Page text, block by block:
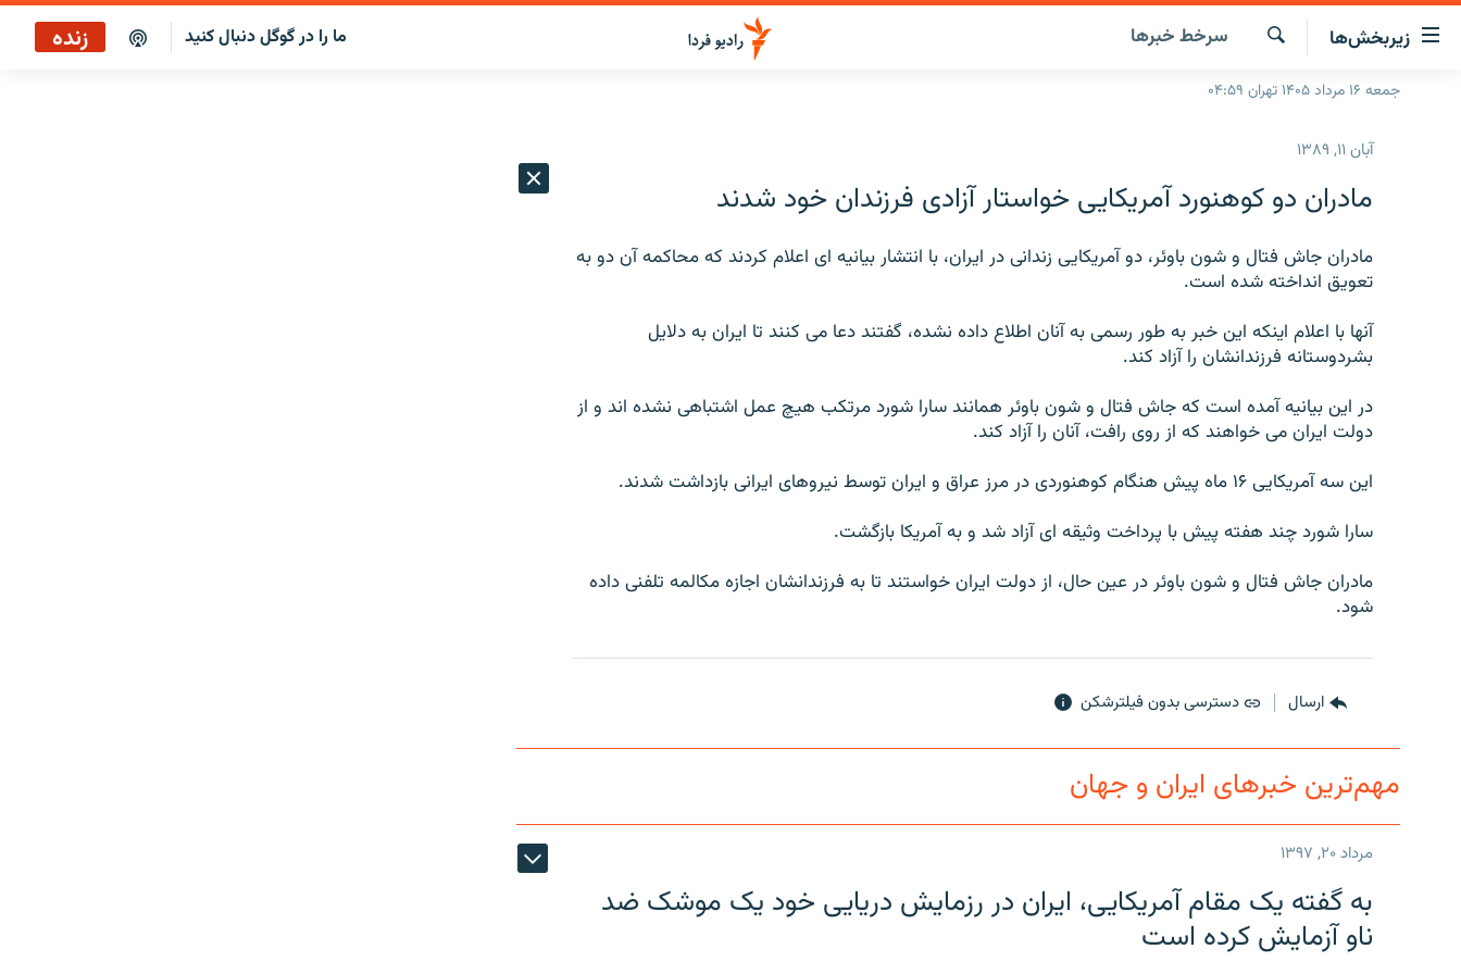
لینک‌های
قابلیت
دسترسی
زیربخش‌ها
صفحه اصلی
انتخاب کنید و بشنوید
برنامه‌های رادیویی
فرکانس‌ها
چندرسانه‌ای
گزارش‌های تصویری
گزارش‌های ویدئویی
جستجو
سرخط‌ خبرها ما را در گوگل دنبال کنید زنده
جمعه ۱۶ مرداد ۱۴۰۵ تهران ۰۴:۵۹
آبان ۱۱, ۱۳۸۹
مادران دو کوهنورد آمريکايی خواستار آزادی فرزندان خود شدند
مادران جاش فتال و شون باوئر، دو آمريکايی زندانی در ايران، با انتشار بيانيه ای اعلام کردند که محاکمه آن دو به
تعويق انداخته شده است.
آنها با اعلام اينکه اين خبر به طور رسمی به آنان اطلاع داده نشده، گفتند دعا می کنند تا ايران به دلايل
بشردوستانه فرزندانشان را آزاد کند.
در اين بيانيه آمده است که جاش فتال و شون باوئر همانند سارا شورد مرتکب هيچ عمل اشتباهی نشده اند و از
دولت ايران می خواهند که از روی رافت، آنان را آزاد کند.
اين سه آمريکايی ۱۶ ماه پيش هنگام کوهنوردی در مرز عراق و ايران توسط نيروهای ايرانی بازداشت شدند.
سارا شورد چند هفته پيش با پرداخت وثيقه ای آزاد شد و به آمريکا بازگشت.
مادران جاش فتال و شون باوئر در عين حال، از دولت ايران خواستند تا به فرزندانشان اجازه مکالمه تلفنی داده
شود.
ارسال دسترسی بدون فیلترشکن
مهم‌ترین خبرهای ایران و جهان
مرداد ۲۰, ۱۳۹۷
به گفته یک مقام آمریکایی، ایران در رزمایش دریایی خود یک موشک ضد
ناو آزمایش کرده است